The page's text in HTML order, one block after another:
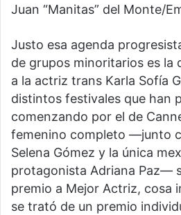
Juan “Manitas” del Monte/
Justo esa agenda
de grupos minoritarios es la
a la actriz trans Karla Sofía
distintos festivales que han
comenzando por el de
femenino completo —junto
Selena Gómez y la única
protagonista Adriana Paz—
premio a Mejor Actriz, cosa
se trató de un premio